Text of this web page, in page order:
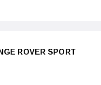
ROVER SPORT